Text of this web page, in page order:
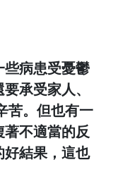
些病患受憂鬱
承受家人、
苦。但也有一
不適當的反
好結果，這也